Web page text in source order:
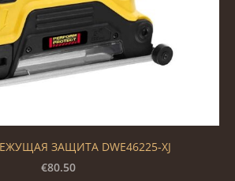
ЗАЩИТА DWE46225-XJ
€80.50